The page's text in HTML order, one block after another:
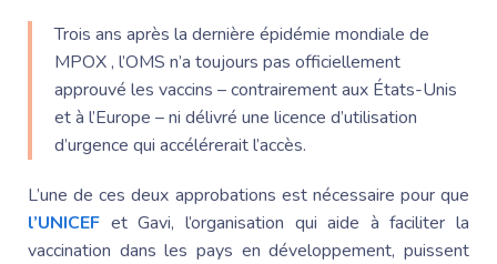
Trois ans après la dernière épidémie mondiale de
MPOX , l’OMS n’a toujours pas officiellement
approuvé les vaccins – contrairement aux États-Unis
et à l’Europe – ni délivré une licence d’utilisation
d’urgence qui accélérerait l’accès.
L’une de ces deux approbations est nécessaire pour que
l’UNICEF et Gavi, l’organisation qui aide à faciliter la
vaccination dans les pays en développement, puissent